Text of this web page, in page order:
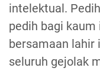
intelektual.
pedih bagi
bersamaan lahir
seluruh gejolak